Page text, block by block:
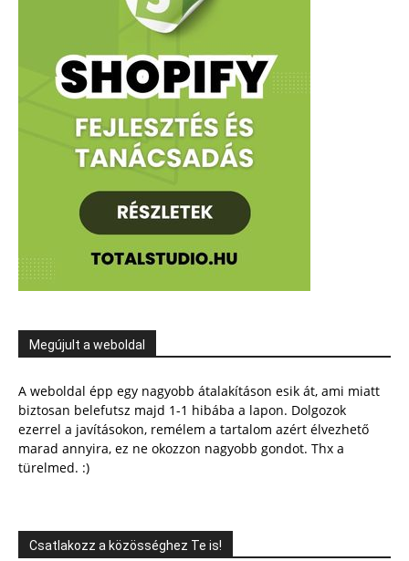
Megújult a weboldal
A weboldal épp egy nagyobb átalakításon esik át, ami miatt
biztosan belefutsz majd 1-1 hibába a lapon. Dolgozok
ezerrel a javításokon, remélem a tartalom azért élvezhető
marad annyira, ez ne okozzon nagyobb gondot. Thx a
türelmed. :)
Csatlakozz a közösséghez Te is!